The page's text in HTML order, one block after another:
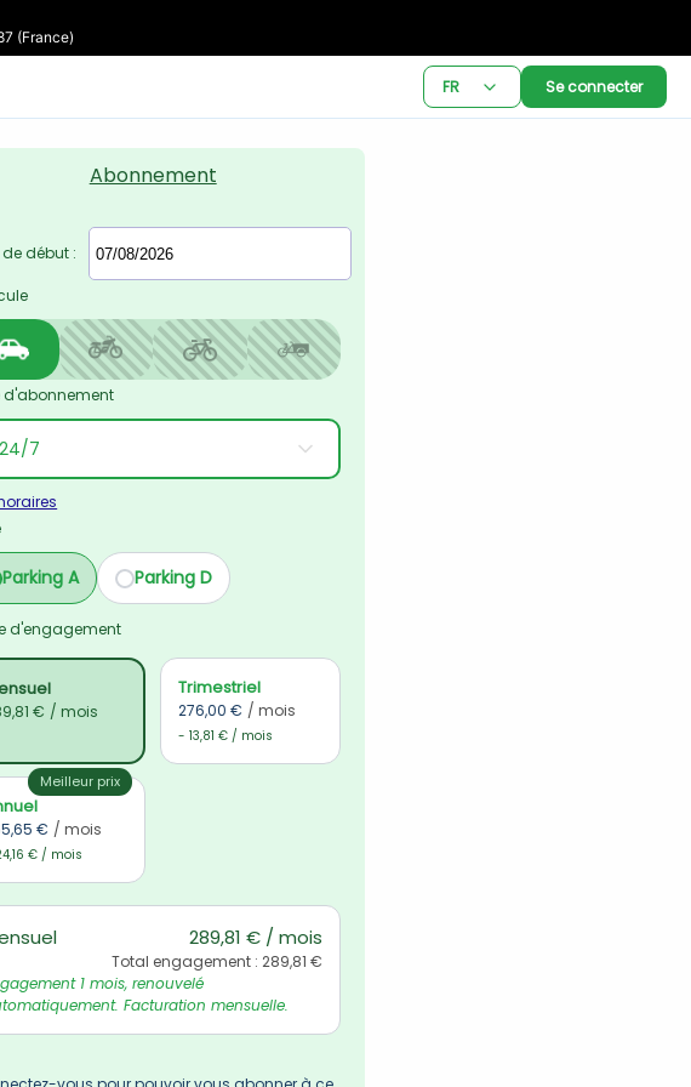
(France)
FR Se connecter
Abonnement
début :
d'abonnement
Parking A Parking D
d'engagement
€ / mois
Trimestriel
276,00 € / mois
- 13,81 € / mois
Meilleur prix
€ / mois
€ / mois
289,81 € / mois
Total engagement : 289,81 €
1 mois, renouvelé
Facturation mensuelle.